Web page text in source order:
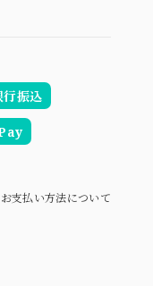
行振込
お支払い方法について